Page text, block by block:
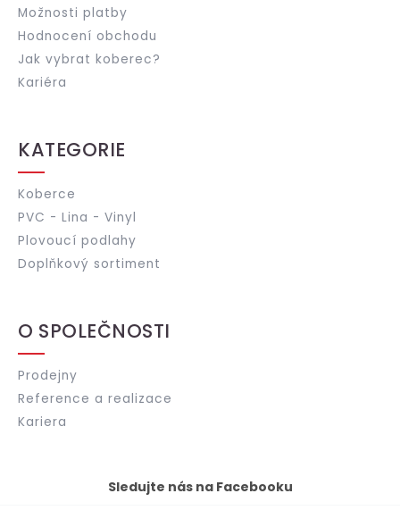
Možnosti platby
Hodnocení obchodu
Jak vybrat koberec?
Kariéra
KATEGORIE
Koberce
PVC - Lina - Vinyl
Plovoucí podlahy
Doplňkový sortiment
O SPOLEČNOSTI
Prodejny
Reference a realizace
Kariera
Sledujte nás na Facebooku